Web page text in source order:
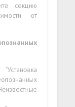
секцию
от